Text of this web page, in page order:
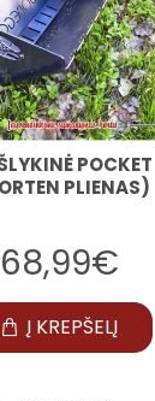
POCKET
PLIENAS)
68,99€
Į KREPŠELĮ